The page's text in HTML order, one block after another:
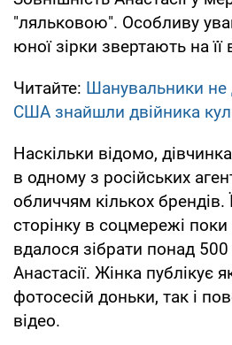
"ляльковою". Особливу
юної зірки звертають на її
Читайте: Шанувальники не
США знайшли двійника
Наскільки відомо,
в одному з російських
обличчям кількох брендів.
сторінку в соцмережі
вдалося зібрати понад
Анастасії. Жінка публікує
фотосесій доньки, так і
відео.